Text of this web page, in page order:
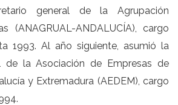
general de la Agrupación
(ANAGRUAL-ANDALUCÍA), cargo
1993. Al año siguiente, asumió la
de la Asociación de Empresas de
y Extremadura (AEDEM), cargo